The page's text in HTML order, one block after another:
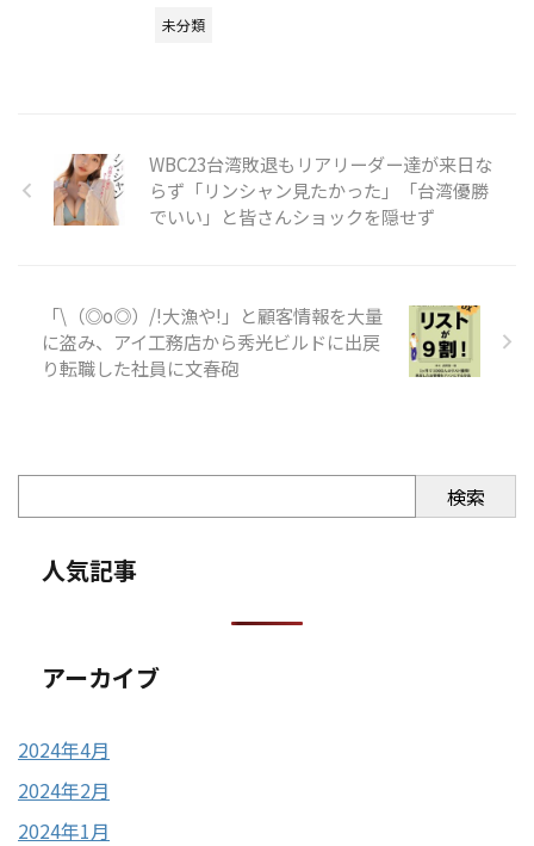
未分類
WBC23台湾敗退もリアリーダー達が来日な
らず「リンシャン見たかった」「台湾優勝
でいい」と皆さんショックを隠せず
「\（◎o◎）/!大漁や!」と顧客情報を大量
に盗み、アイ工務店から秀光ビルドに出戻
り転職した社員に文春砲
検索
人気記事
アーカイブ
2024年4月
2024年2月
2024年1月